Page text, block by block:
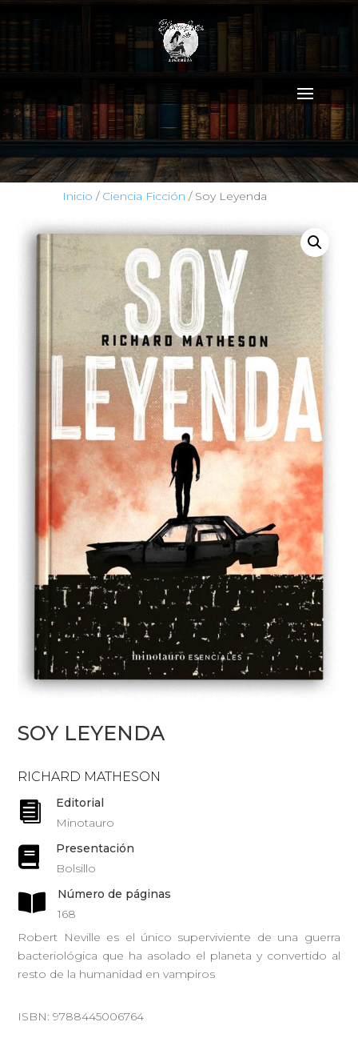
Inicio / Ciencia Ficción / Soy Leyenda
SOY LEYENDA
RICHARD MATHESON

Editorial
Minotauro

Presentación
Bolsillo

Número de páginas
168
Robert Neville es el único superviviente de una guerra
bacteriológica que ha asolado el planeta y convertido al
resto de la humanidad en vampiros
ISBN: 9788445006764